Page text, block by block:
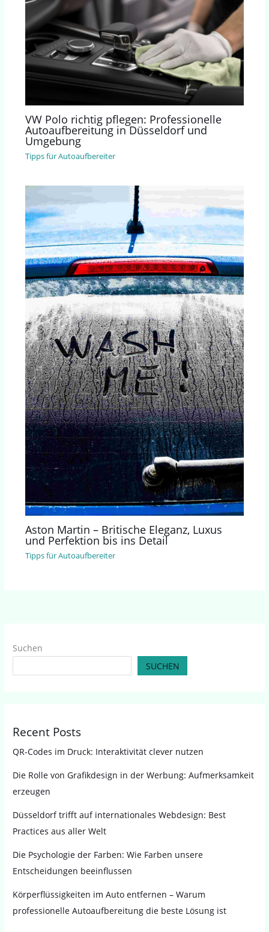
VW Polo richtig pflegen: Professionelle
Autoaufbereitung in Düsseldorf und
Umgebung
Tipps für Autoaufbereiter
Aston Martin – Britische Eleganz, Luxus
und Perfektion bis ins Detail
Tipps für Autoaufbereiter
Suchen
SUCHEN
Recent Posts
QR-Codes im Druck: Interaktivität clever nutzen
Die Rolle von Grafikdesign in der Werbung: Aufmerksamkeit
erzeugen
Düsseldorf trifft auf internationales Webdesign: Best
Practices aus aller Welt
Die Psychologie der Farben: Wie Farben unsere
Entscheidungen beeinflussen
Körperflüssigkeiten im Auto entfernen – Warum
professionelle Autoaufbereitung die beste Lösung ist